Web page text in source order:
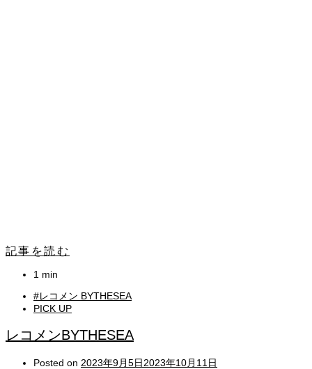
記事を読む
1 min
#レコメン BYTHESEA
PICK UP
レコメンBYTHESEA
Posted on 2023年9月5日2023年10月11日